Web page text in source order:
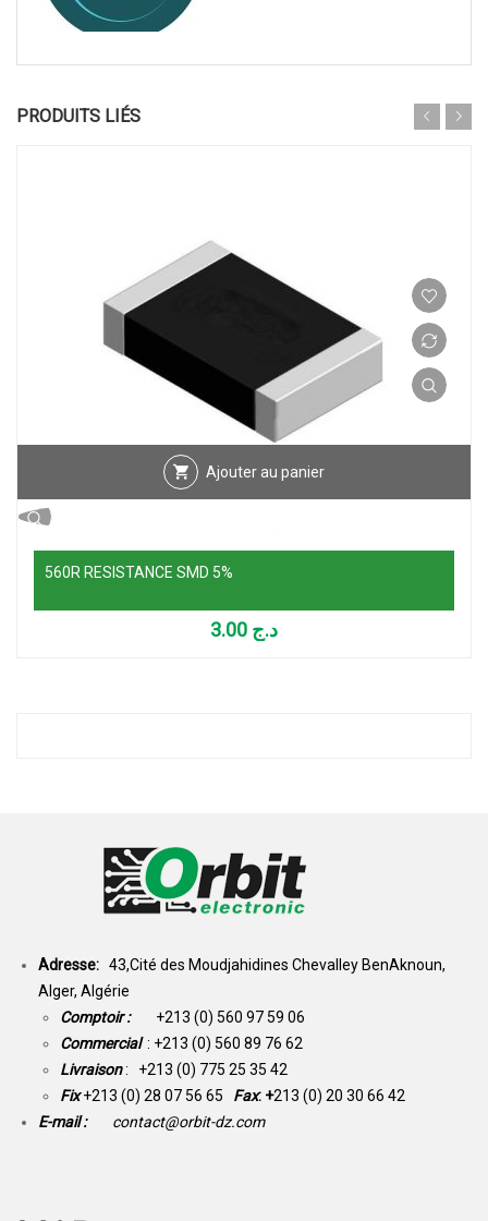
PRODUITS LIÉS
Ajouter au panier
560R RESISTANCE SMD 5%
د.ج
Adresse: 43,Cité des Moudjahidines Chevalley BenAknoun,
Alger, Algérie
Comptoir : +213 (0) 560 97 59 06
Commercial : +213 (0) 560 89 76 62
Livraison: +213 (0) 775 25 35 42
Fix +213 (0) 28 07 56 65 Fax: +213 (0) 20 30 66 42
E-mail :
contact@orbit-dz.com